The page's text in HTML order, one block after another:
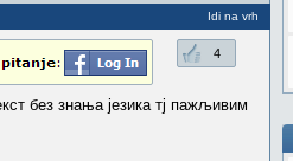
Idi na vrh
4
без знања језика тј пажљивим